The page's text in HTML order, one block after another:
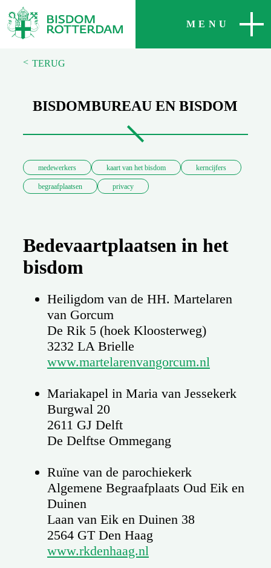
MENU
SLUITEN
< TERUG
BISDOMBUREAU EN BISDOM
medewerkers kaart van het bisdom kerncijfers
begraafplaatsen privacy
Bedevaartplaatsen in het
bisdom
Heiligdom van de HH. Martelaren
van Gorcum
De Rik 5 (hoek Kloosterweg)
3232 LA Brielle
www.martelarenvangorcum.nl
Mariakapel in Maria van Jessekerk
Burgwal 20
2611 GJ Delft
De Delftse Ommegang
Ruïne van de parochiekerk
Algemene Begraafplaats Oud Eik en
Duinen
Laan van Eik en Duinen 38
2564 GT Den Haag
www.rkdenhaag.nl